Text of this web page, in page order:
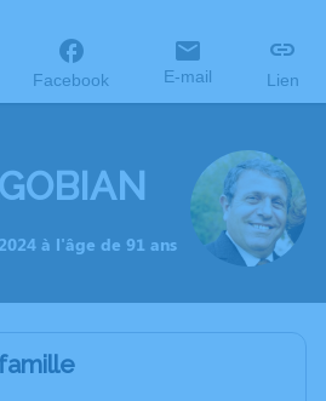
Facebook E-mail Lien
à l'âge de 91 ans